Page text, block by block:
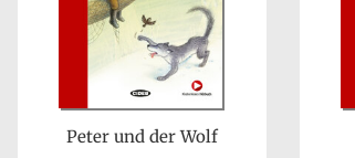
Peter und der Wolf